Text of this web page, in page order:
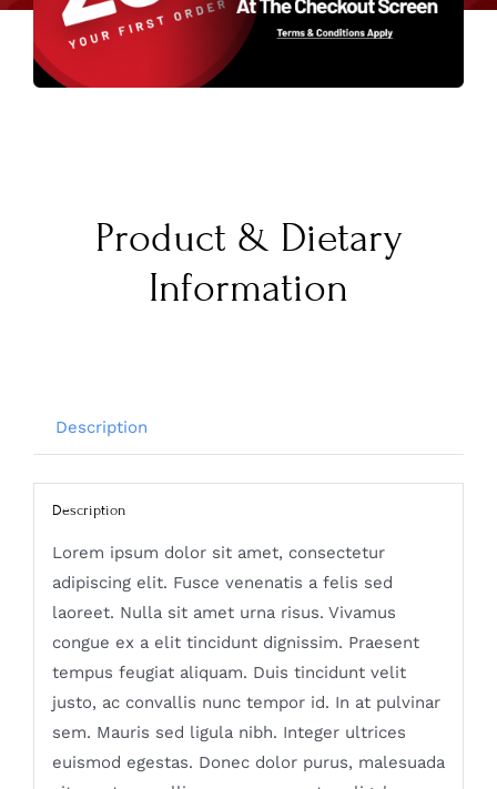
Product & Dietary
Information
Description
Description
Lorem ipsum dolor sit amet, consectetur
adipiscing elit. Fusce venenatis a felis sed
laoreet. Nulla sit amet urna risus. Vivamus
congue ex a elit tincidunt dignissim. Praesent
tempus feugiat aliquam. Duis tincidunt velit
justo, ac convallis nunc tempor id. In at pulvinar
sem. Mauris sed ligula nibh. Integer ultrices
euismod egestas. Donec dolor purus, malesuada